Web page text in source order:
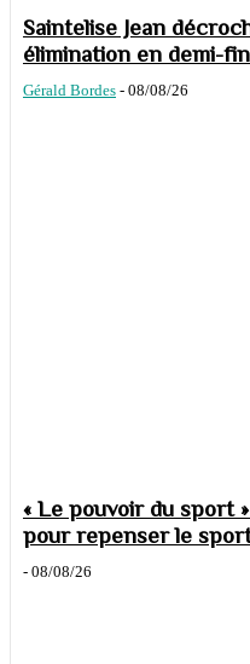
Saintelise Jean
élimination en demi-
Gérald Bordes - 08/08/26
« Le pouvoir du sport
pour repenser le
- 08/08/26